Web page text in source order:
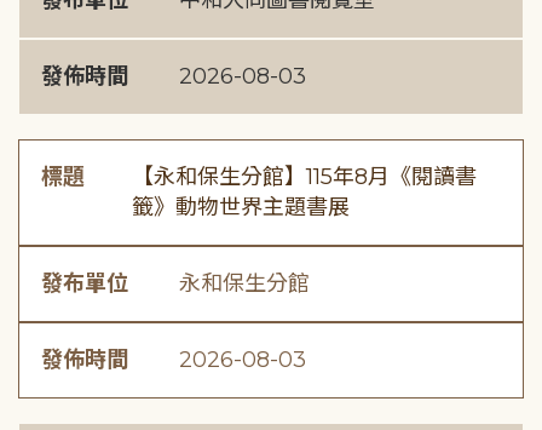
發佈時間 2026-08-03
標題
【永和保生分館】115年8月《閱讀書
籤》動物世界主題書展
發布單位 永和保生分館
發佈時間 2026-08-03